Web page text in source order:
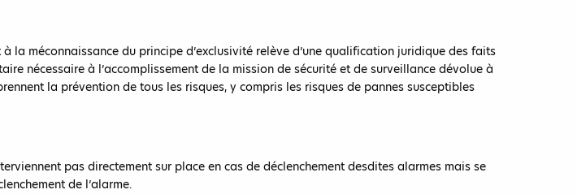
méconnaissance du principe d’exclusivité relève d’une qualification juridique des faits
nécessaire à l’accomplissement de la mission de sécurité et de surveillance dévolue à
la prévention de tous les risques, y compris les risques de pannes susceptibles
pas directement sur place en cas de déclenchement desdites alarmes mais se
de l’alarme.